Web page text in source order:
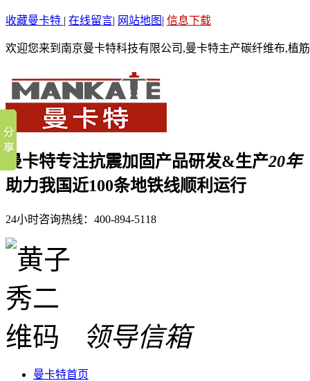
收藏曼卡特 | 在线留言| 网站地图 | 信息下载
欢迎您来到南京曼卡特科技有限公司,曼卡特主产碳纤维布,植
曼卡特专注抗震加固产品研发&生产20年
助力我国近100条地铁线顺利运行
24小时咨询热线： 400-894-5118
领导信箱
曼卡特首页